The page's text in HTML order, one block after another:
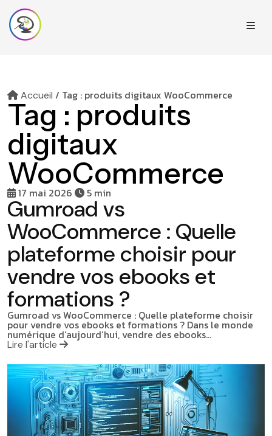
Accueil / Tag : produits digitaux WooCommerce
Tag : produits
digitaux
WooCommerce
17 mai 2026 5 min
Gumroad vs
WooCommerce : Quelle
plateforme choisir pour
vendre vos ebooks et
formations ?
Gumroad vs WooCommerce : Quelle plateforme choisir
pour vendre vos ebooks et formations ? Dans le monde
numérique d’aujourd’hui, vendre des ebooks…
Lire l'article